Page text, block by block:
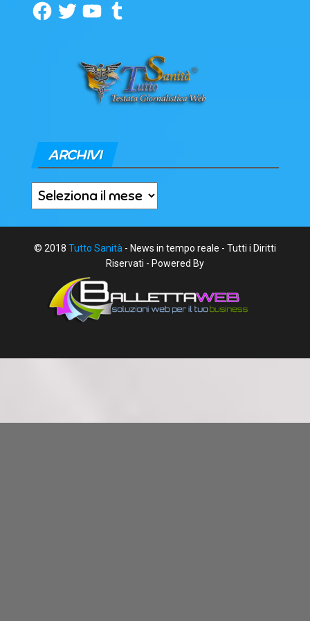
Facebook
TwitterYouTubeTumblr
ARCHIVI
Archivi
© 2018 Tutto Sanità - News in tempo reale - Tutti i Diritti
Riservati - Powered By